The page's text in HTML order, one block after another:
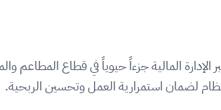
الإدارة المالية جزءاً حيوياً في قطاع
لضمان استمرارية العمل وتحسين الربحية.